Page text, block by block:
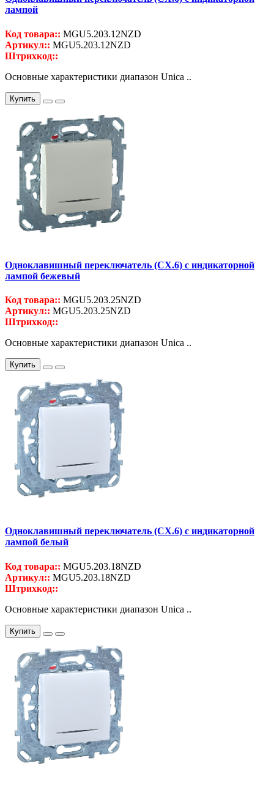
лампой
Код товара:: MGU5.203.12NZD
Артикул:: MGU5.203.12NZD
Штрихкод::
Основные характеристики диапазон Unica ..
Купить
Одноклавишный переключатель (СХ.6) с индикаторной
лампой бежевый
Код товара:: MGU5.203.25NZD
Артикул:: MGU5.203.25NZD
Штрихкод::
Основные характеристики диапазон Unica ..
Купить
Одноклавишный переключатель (СХ.6) с индикаторной
лампой белый
Код товара:: MGU5.203.18NZD
Артикул:: MGU5.203.18NZD
Штрихкод::
Основные характеристики диапазон Unica ..
Купить